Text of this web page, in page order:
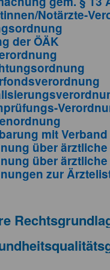
Notärzte-
der ÖÄK
mit
über
über
zur